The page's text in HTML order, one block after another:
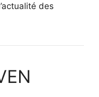
des